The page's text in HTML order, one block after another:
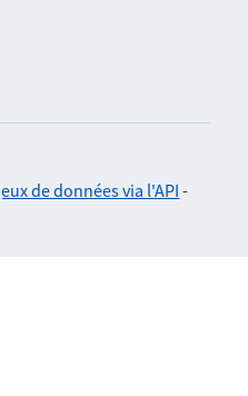
de données via l'API -